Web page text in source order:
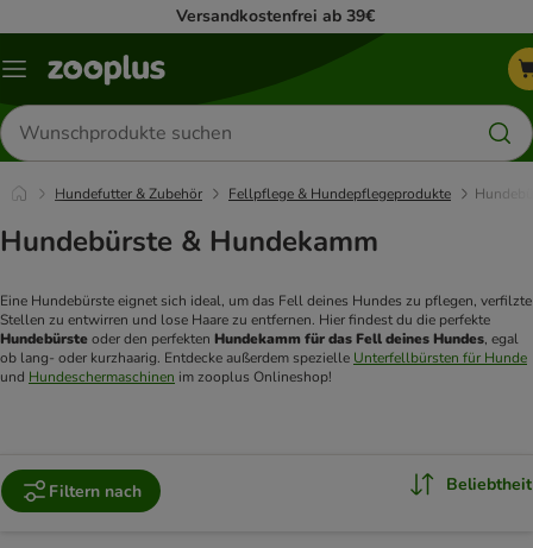
Versandkostenfrei ab 39€
Menü
Produkte
suchen
Hundefutter & Zubehör Fellpflege & Hundepflegeprodukte
Hundebürste & Hundekamm
Eine Hundebürste eignet sich ideal, um das Fell deines Hundes zu pflegen, verfilzte
Hundebürste oder den perfekten Hundekamm für das Fell deines Hundes, egal
ob lang- oder kurzhaarig. Entdecke außerdem spezielle Unterfellbürsten für Hunde
und Hundeschermaschinen
Filtern nach Beliebtheit